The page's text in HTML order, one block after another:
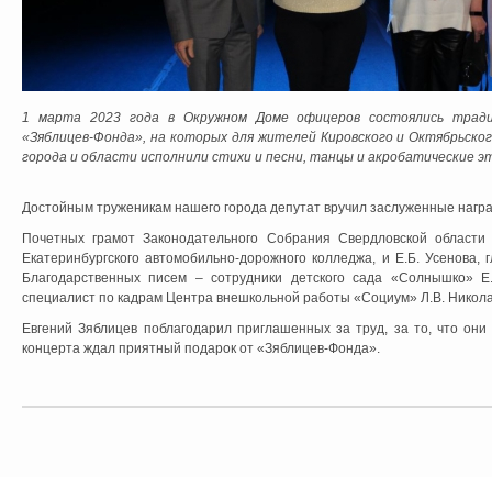
1 марта 2023 года в Окружном Доме офицеров состоялись
«Зяблицев-Фонда», на которых для жителей Кировского и
города и области исполнили стихи и песни, танцы и акробатические
Достойным труженикам нашего города депутат вручил заслуженные
Почетных грамот Законодательного Собрания Свердловской
Екатеринбургского автомобильно-дорожного колледжа, и Е.Б.
Благодарственных писем – сотрудники детского сада
специалист по кадрам Центра внешкольной работы «Социум» Л.В.
Евгений Зяблицев поблагодарил приглашенных за труд, за то, что
концерта ждал приятный подарок от «Зяблицев-Фонда».